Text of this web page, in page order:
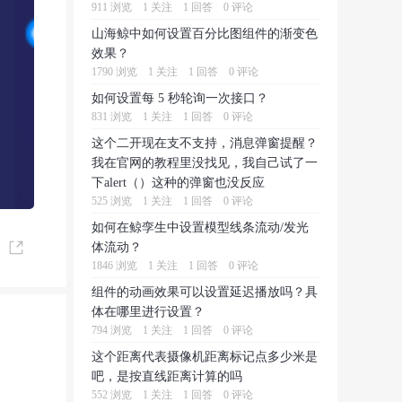
911 浏览 1 关注 1 回答 0 评论
山海鲸中如何设置百分比图组件的渐变色
效果？
1790 浏览 1 关注 1 回答 0 评论
如何设置每 5 秒轮询一次接口？
831 浏览 1 关注 1 回答 0 评论
这个二开现在支不支持，消息弹窗提醒？
我在官网的教程里没找见，我自己试了一
下alert（）这种的弹窗也没反应
525 浏览 1 关注 1 回答 0 评论
如何在鲸孪生中设置模型线条流动/发光
体流动？
1846 浏览 1 关注 1 回答 0 评论
组件的动画效果可以设置延迟播放吗？具
体在哪里进行设置？
794 浏览 1 关注 1 回答 0 评论
这个距离代表摄像机距离标记点多少米是
吧，是按直线距离计算的吗
552 浏览 1 关注 1 回答 0 评论